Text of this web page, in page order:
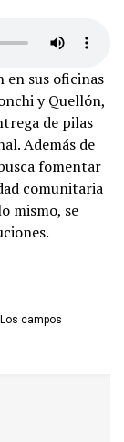
en sus oficinas
y Quellón,
de pilas
Además de
fomentar
comunitaria
mismo, se
Los campos